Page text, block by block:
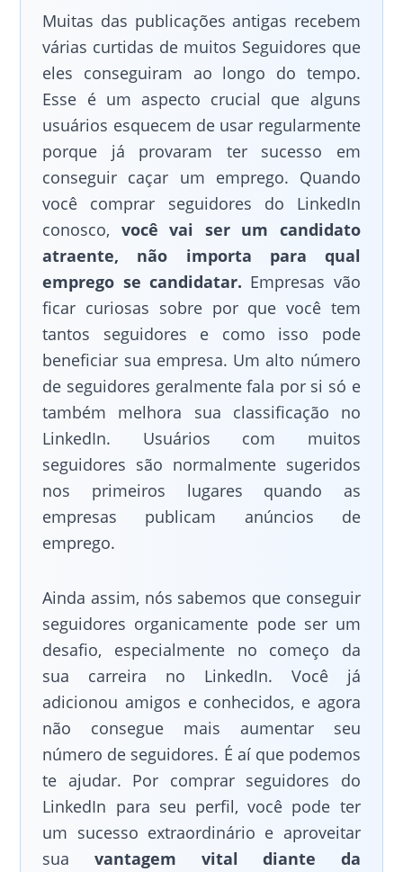
Muitas das publicações antigas recebem
várias curtidas de muitos Seguidores que
eles conseguiram ao longo do tempo.
Esse é um aspecto crucial que alguns
usuários esquecem de usar regularmente
porque já provaram ter sucesso em
conseguir caçar um emprego. Quando
você comprar seguidores do LinkedIn
conosco, você vai ser um candidato
atraente, não importa para qual
emprego se candidatar. Empresas vão
ficar curiosas sobre por que você tem
tantos seguidores e como isso pode
beneficiar sua empresa. Um alto número
de seguidores geralmente fala por si só e
também melhora sua classificação no
LinkedIn. Usuários com muitos
seguidores são normalmente sugeridos
nos primeiros lugares quando as
empresas publicam anúncios de
emprego.
Ainda assim, nós sabemos que conseguir
seguidores organicamente pode ser um
desafio, especialmente no começo da
sua carreira no LinkedIn. Você já
adicionou amigos e conhecidos, e agora
não consegue mais aumentar seu
número de seguidores. É aí que podemos
te ajudar. Por comprar seguidores do
LinkedIn para seu perfil, você pode ter
um sucesso extraordinário e aproveitar
sua vantagem vital diante da